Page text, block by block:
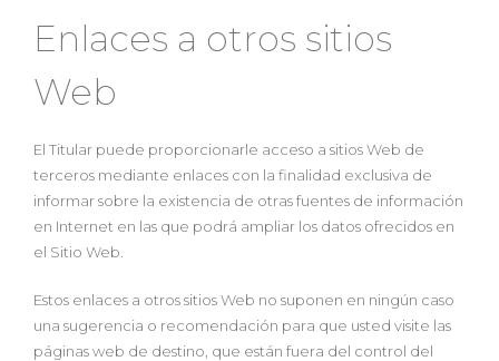
Enlaces a otros sitios
Web
El Titular puede proporcionarle acceso a sitios Web de
terceros mediante enlaces con la finalidad exclusiva de
informar sobre la existencia de otras fuentes de información
en Internet en las que podrá ampliar los datos ofrecidos en
el Sitio Web.
Estos enlaces a otros sitios Web no suponen en ningún caso
una sugerencia o recomendación para que usted visite las
páginas web de destino, que están fuera del control del